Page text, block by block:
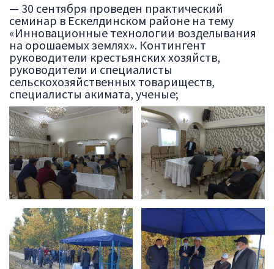
— 30 сентября проведен практический
семинар в Ескелдинском районе на тему
«Инновационные технологии возделывания
на орошаемых землях». Контингент
руководители крестьянских хозяйств,
руководители и специалисты
сельскохозяйственных товариществ,
специалисты акимата, ученые;